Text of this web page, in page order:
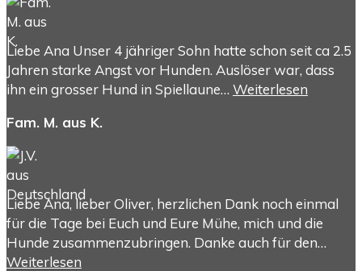
Liebe Ana Unser 4 jähriger Sohn hatte schon seit ca 2.5
Jahren starke Angst vor Hunden. Auslöser war, dass
ihn ein grosser Hund in Spiellaune… Weiterlesen
Fam. M. aus K.
Liebe Ana, lieber Oliver, herzlichen Dank noch einmal
für die Tage bei Euch und Eure Mühe, mich und die
Hunde zusammenzubringen. Danke auch für den…
Weiterlesen